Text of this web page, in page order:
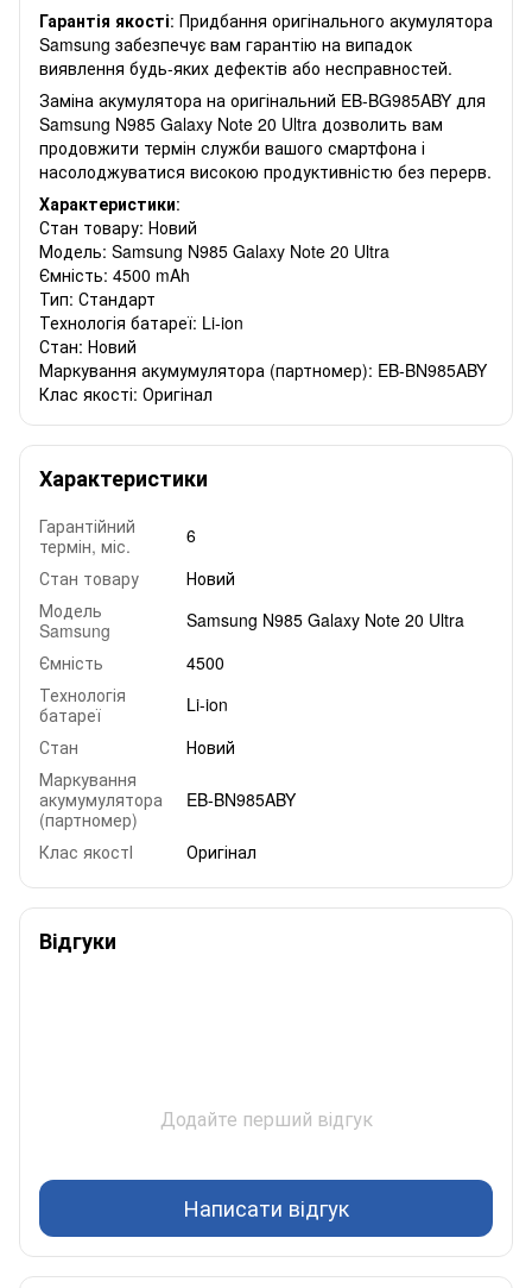
Гарантія якості: Придбання оригінального акумулятора
Samsung забезпечує вам гарантію на випадок
виявлення будь-яких дефектів або несправностей.
Заміна акумулятора на оригінальний EB-BG985ABY для
Samsung N985 Galaxy Note 20 Ultra дозволить вам
продовжити термін служби вашого смартфона і
насолоджуватися високою продуктивністю без перерв.
Характеристики:
Стан товару: Новий
Модель: Samsung N985 Galaxy Note 20 Ultra
Ємність: 4500 mAh
Тип: Стандарт
Технологія батареї: Li-ion
Стан: Новий
Маркування акумумулятора (партномер): EB-BN985ABY
Клас якості: Оригінал
Характеристики
Гарантійний
термін, міс.
6
Стан товару
Новий
Модель
Samsung
Samsung N985 Galaxy Note 20 Ultra
Ємність
4500
Технологія
батареї
Li-ion
Стан
Новий
Маркування
акумумулятора
(партномер)
EB-BN985ABY
Клас якостІ Оригінал
Відгуки
Додайте перший відгук
Написати відгук